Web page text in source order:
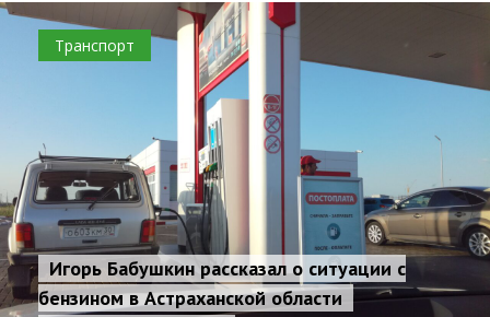
Транспорт
Игорь Бабушкин рассказал о ситуации с
бензином в Астраханской области